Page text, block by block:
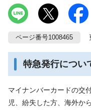
ページ番号1008465
特急発行につい
マイナンバーカードの交
児、紛失した方、海外か